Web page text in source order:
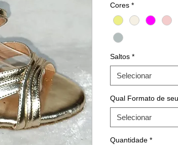
Cores *
Saltos *
Selecionar
Qual Formato de
Selecionar
Quantidade *